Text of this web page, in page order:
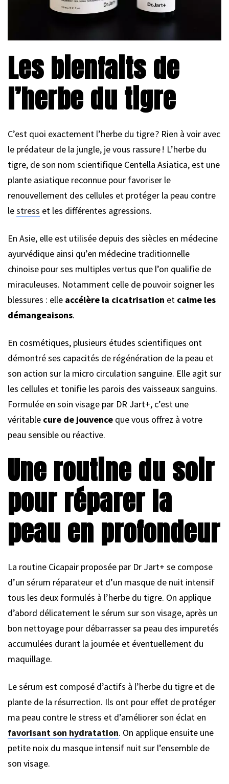
Les bienfaits de
l’herbe du tigre
C’est quoi exactement l’herbe du tigre ? Rien à voir avec
le prédateur de la jungle, je vous rassure ! L’herbe du
tigre, de son nom scientifique Centella Asiatica, est une
plante asiatique reconnue pour favoriser le
renouvellement des cellules et protéger la peau contre
lestress et les différentes agressions.
En Asie, elle est utilisée depuis des siècles en médecine
ayurvédique ainsi qu’en médecine traditionnelle
chinoise pour ses multiples vertus que l’on qualifie de
miraculeuses. Notamment celle de pouvoir soigner les
blessures : elle accélère la cicatrisation et calme les
démangeaisons.
En cosmétiques, plusieurs études scientifiques ont
démontré ses capacités de régénération de la peau et
son action sur la micro circulation sanguine. Elle agit sur
les cellules et tonifie les parois des vaisseaux sanguins.
Formulée en soin visage par DR Jart+, c’est une
véritable cure de jouvence que vous offrez à votre
peau sensible ou réactive.
Une routine du soir
pour réparer la
peau en profondeur
La routine Cicapair proposée par Dr Jart+ se compose
d’un sérum réparateur et d’un masque de nuit intensif
tous les deux formulés à l’herbe du tigre. On applique
d’abord délicatement le sérum sur son visage, après un
bon nettoyage pour débarrasser sa peau des impuretés
accumulées durant la journée et éventuellement du
maquillage.
Le sérum est composé d’actifs à l’herbe du tigre et de
plante de la résurrection. Ils ont pour effet de protéger
ma peau contre le stress et d’améliorer son éclat en
favorisant son hydratation. On applique ensuite une
petite noix du masque intensif nuit sur l’ensemble de
son visage.